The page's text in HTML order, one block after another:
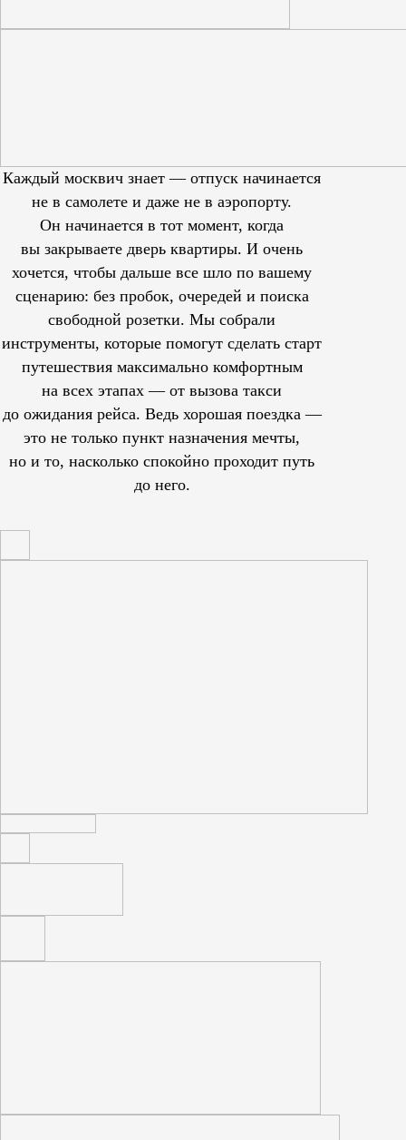
Каждый москвич знает — отпуск начинается
не в самолете и даже не в аэропорту.
Он начинается в тот момент, когда
вы закрываете дверь квартиры. И очень
хочется, чтобы дальше все шло по вашему
сценарию: без пробок, очередей и поиска
свободной розетки. Мы собрали
инструменты, которые помогут сделать старт
путешествия максимально комфортным
на всех этапах — от вызова такси
до ожидания рейса. Ведь хорошая поездка —
это не только пункт назначения мечты,
но и то, насколько спокойно проходит путь
до него.